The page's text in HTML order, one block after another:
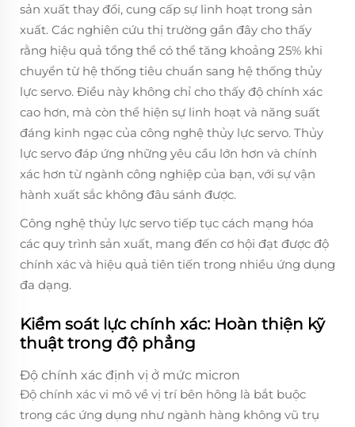
sản xuất thay đổi, cung cấp sự linh hoạt trong sản
xuất. Các nghiên cứu thị trường gần đây cho thấy
rằng hiệu quả tổng thể có thể tăng khoảng 25% khi
chuyển từ hệ thống tiêu chuẩn sang hệ thống thủy
lực servo. Điều này không chỉ cho thấy độ chính xác
cao hơn, mà còn thể hiện sự linh hoạt và năng suất
đáng kinh ngạc của công nghệ thủy lực servo. Thủy
lực servo đáp ứng những yêu cầu lớn hơn và chính
xác hơn từ ngành công nghiệp của bạn, với sự vận
hành xuất sắc không đâu sánh được.
Công nghệ thủy lực servo tiếp tục cách mạng hóa
các quy trình sản xuất, mang đến cơ hội đạt được độ
chính xác và hiệu quả tiên tiến trong nhiều ứng dụng
đa dạng.
Kiểm soát lực chính xác: Hoàn thiện kỹ
thuật trong độ phẳng
Độ chính xác định vị ở mức micron
Độ chính xác vi mô về vị trí bên hông là bắt buộc
trong các ứng dụng như ngành hàng không vũ trụ